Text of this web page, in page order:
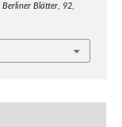
Berliner Blätter, 92,